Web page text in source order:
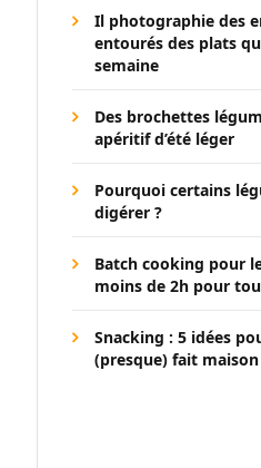
Il photographie des
entourés des plats
semaine
Des brochettes
apéritif d’été léger
Pourquoi certains
digérer ?
Batch cooking pour
moins de 2h pour
Snacking : 5 idées
(presque) fait maison